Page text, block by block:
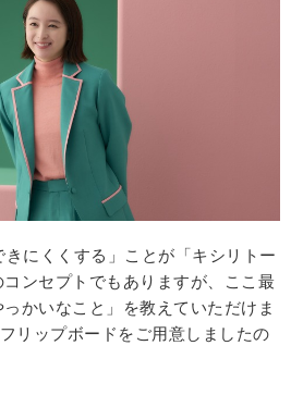
にくくする」ことが「キシリトー
ンセプトでもありますが、ここ最
かいなこと」を教えていただけま
リップボードをご用意しましたの